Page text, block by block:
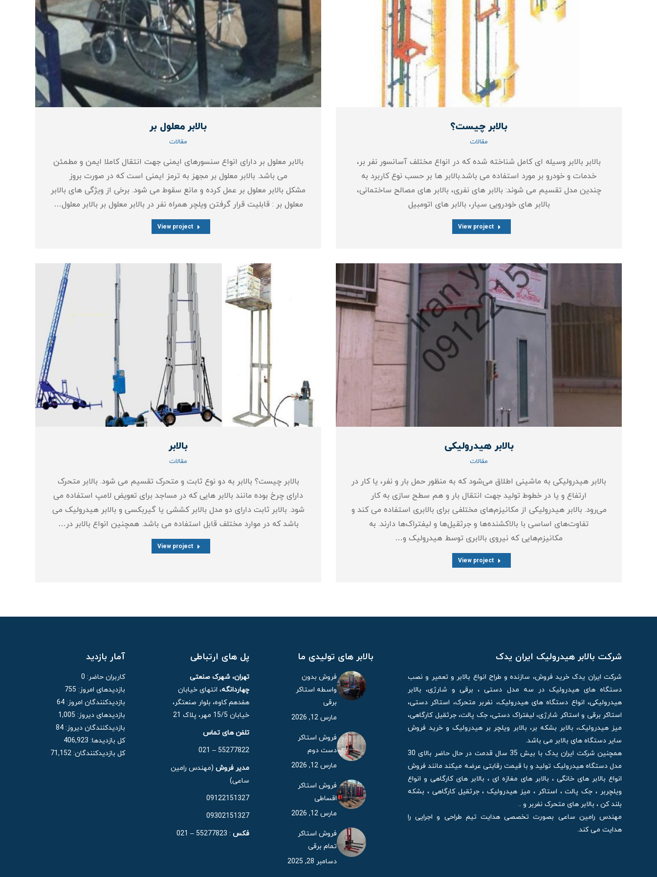
بالابر چیست؟
مقالات
بالابر بالابر وسیله ای کامل شناخته شده که در انواع مختلف آسانسور نفر بر،
خدمات و خودرو بر مورد استفاده می باشد.بالابر ها بر حسب نوع کاربرد به
چندین مدل تقسیم می شوند: بالابر های نفری، بالابر های مصالح ساختمانی،
بالابر های خودرویی سیار، بالابر های اتومبیل
View project
بالابر معلول بر
مقالات
بالابر معلول بر دارای انواع سنسورهای ایمنی جهت انتقال کاملا ایمن و مطمئن
می باشد. بالابر معلول بر مجهز به ترمز ایمنی است که در صورت بروز
مشکل بالابر معلول بر عمل کرده و مانع سقوط می شود. برخی از ویژگی های بالابر
معلول بر : قابلیت قرار گرفتن ویلچر همراه نفر در بالابر معلول بر بالابر معلول…
View project
بالابر هیدرولیکی
مقالات
بالابر هیدرولیکی به ماشینی اطلاق می‌شود که به منظور حمل بار و نفر، یا کار در
ارتفاع و یا در خطوط تولید جهت انتقال بار و هم سطح سازی به کار
می‌رود. بالابر هیدرولیکی از مکانیزم‌های مختلفی برای بالابری استفاده می کند و
تفاوت‌های اساسی با بالاکشنده‌ها و جرثقیل‌ها و لیفتراک‌ها دارند. به
مکانیزم‌هایی که نیروی بالابری توسط هیدرولیک و…
View project
بالابر
مقالات
بالابر چیست؟ بالابر به دو نوع ثابت و متحرک تقسیم می شود. بالابر متحرک
دارای چرخ بوده مانند بالابر هایی که در مساجد برای تعویض لامپ استفاده می
شود. بالابر ثابت دارای دو مدل بالابر کششی یا گیربکسی و بالابر هیدرولیک می
باشد که در موارد مختلف قابل استفاده می باشد. همچنین انواع بالابر در…
View project
شرکت بالابر هیدرولیک ایران یدک
شرکت ایران یدک خرید فروش، سازنده و طراح انواع بالابر و تعمیر و نصب
دستگاه های هیدرولیک در سه مدل دستی ، برقی و شارژی، بالابر
هیدرولیکی، انواع دستگاه های هیدرولیک، نفربر متحرک، استاکر دستی،
استاکر برقی و استاکر شارژی، لیفتراک دستی، جک پالت، جرثقیل کارگاهی،
میز هیدرولیک، بالابر بشکه بر، بالابر ویلچر بر هیدرولیک و خرید فروش
سایر دستگاه های بالابر می باشد.
همچنین شرکت ایران یدک با بیش 35 سال قدمت در حال حاضر بالای 30
مدل دستگاه هیدرولیک تولید و با قیمت رقابتی عرضه میکند مانند فروش
انواع بالابر های خانگی ، بالابر های مغازه ای ، بالابر های کارگاهی و انواع
ویلچربر ، جک پالت ، استاکر ، میز هیدرولیک ، جرثقیل کارگاهی ، بشکه
بلند کن ، بالابر های متحرک نفربر و ..
مهندس رامین ساعی بصورت تخصصی هدایت تیم طراحی و اجرایی را
هدایت می کند.
بالابر های تولیدی ما
فروش بدون
واسطه استاکر
برقی
مارس 12, 2026
فروش استاکر
دست دوم
مارس 12, 2026
فروش استاکر
اقساطی
مارس 12, 2026
فروش استاکر
تمام برقی
دسامبر 28, 2025
پل های ارتباطی
تهران، شهرک صنعتی
چهاردانگه، انتهای خیابان
هفدهم کاوه، بلوار صنعتگر،
خیابان 15/5 مهر، پلاک 21
تلفن های تماس
55277822 – 021
مدیر فروش (مهندس رامین
ساعی)
09122151327
09302151327
فکس : 55277823 – 021
آمار بازدید
کاربران حاضر: 0
بازدیدهای امروز: 755
بازدیدکنندگان امروز: 64
بازدیدهای دیروز: 1,005
بازدیدکنندگان دیروز: 84
کل بازدیدها: 406,923
کل بازدیدکنند‌گان: 71,152